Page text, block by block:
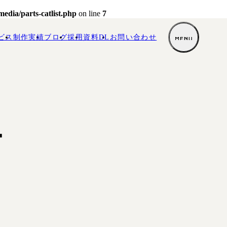
ス 制作実績ブログ採用 資料DL お 問い合わせ
parts-catlist.php on line 7